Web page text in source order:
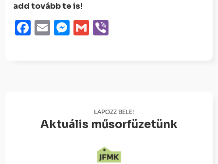
add tovább te is!
Facebook
EmailMessenger
Gmail
LAPOZZ BELE!
Aktuális műsorfüzetünk